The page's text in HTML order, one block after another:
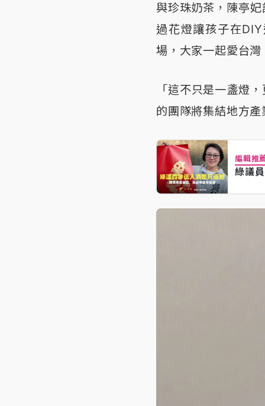
與珍珠奶茶，陳亭
過花燈讓孩子在
場，大家一起愛台
「這不只是一盞燈
的團隊將集結地方
編輯推
綠議